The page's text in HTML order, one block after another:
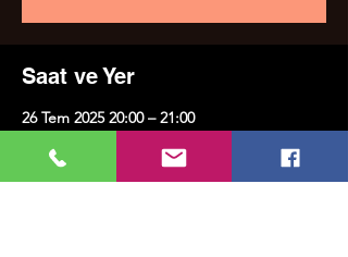
Saat ve Yer
26 Tem 2025 20:00 – 21:00
Kazım Karabekirpaşa Sok. No:8 D:16, 34738
Kadıköy/İstanbul, Türkiye